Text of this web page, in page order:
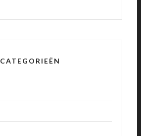
CATEGORIEËN